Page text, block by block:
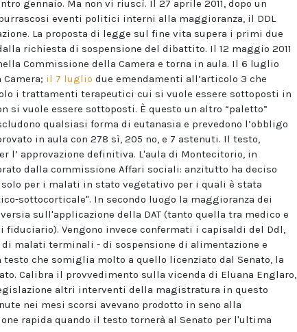
gennaio. Ma non vi riuscì. Il 27 aprile 2011, dopo un
eventi politici interni alla maggioranza, il DDL
La proposta di legge sul fine vita supera i primi due
richiesta di sospensione del dibattito. Il 12 maggio 2011
Commissione della Camera e torna in aula. Il 6 luglio
il 7 luglio due emendamenti all’articolo 3 che
i trattamenti terapeutici cui si vuole essere sottoposti in
si vuole essere sottoposti. È questo un altro “paletto”
qualsiasi forma di eutanasia e prevedono l’obbligo
in aula con 278 sì, 205 no, e 7 astenuti. Il testo,
l’ approvazione definitiva. L'aula di Montecitorio, in
dalla commissione Affari sociali: anzitutto ha deciso
per i malati in stato vegetativo per i quali è stata
sottocorticale". In secondo luogo la maggioranza dei
sull'applicazione della DAT (tanto quella tra medico e
Vengono invece confermati i capisaldi del Ddl,
malati terminali - di sospensione di alimentazione e
che somiglia molto a quello licenziato dal Senato, la
Calibra il provvedimento sulla vicenda di Eluana Englaro,
altri interventi della magistratura in questo
nei mesi scorsi avevano prodotto in seno alla
rapida quando il testo tornerà al Senato per l'ultima